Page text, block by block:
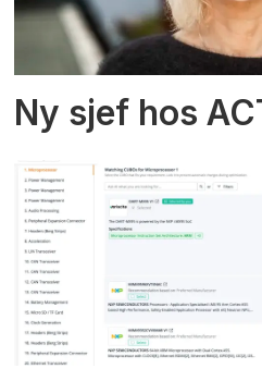
Ny sjef hos